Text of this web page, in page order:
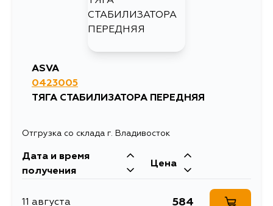
1123
1123
5 сентября
7 сентября 1425
ASVA
0423005
ТЯГА СТАБИЛИЗАТОРА ПЕРЕДНЯЯ
Отгрузка со склада г. Владивосток
Дата и время
получения
Цена
11 августа 584